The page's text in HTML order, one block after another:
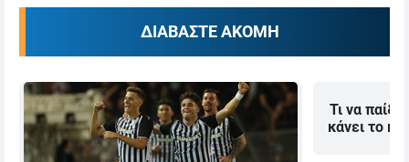
ΔΙΑΒΑΣΤΕ ΑΚΟΜΗ
Τι να
κάνει το